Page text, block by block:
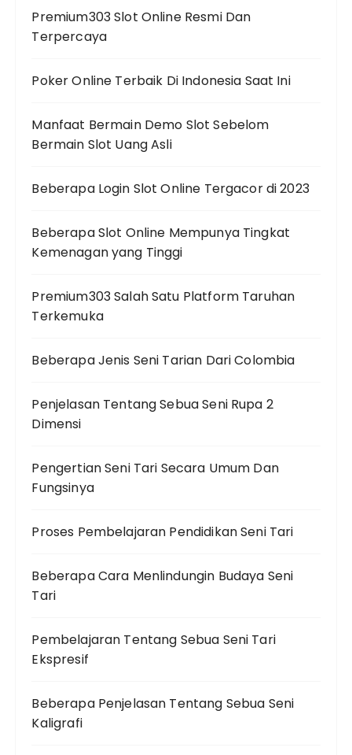
Premium303 Slot Online Resmi Dan
Terpercaya
Poker Online Terbaik Di Indonesia Saat Ini
Manfaat Bermain Demo Slot Sebelom
Bermain Slot Uang Asli
Beberapa Login Slot Online Tergacor di 2023
Beberapa Slot Online Mempunya Tingkat
Kemenagan yang Tinggi
Premium303 Salah Satu Platform Taruhan
Terkemuka
Beberapa Jenis Seni Tarian Dari Colombia
Penjelasan Tentang Sebua Seni Rupa 2
Dimensi
Pengertian Seni Tari Secara Umum Dan
Fungsinya
Proses Pembelajaran Pendidikan Seni Tari
Beberapa Cara Menlindungin Budaya Seni
Tari
Pembelajaran Tentang Sebua Seni Tari
Ekspresif
Beberapa Penjelasan Tentang Sebua Seni
Kaligrafi